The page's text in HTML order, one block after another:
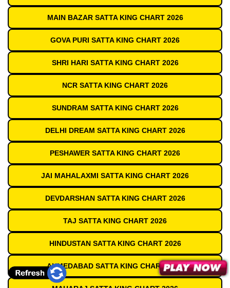
MAIN BAZAR SATTA KING CHART 2026
GOVA PURI SATTA KING CHART 2026
SHRI HARI SATTA KING CHART 2026
NCR SATTA KING CHART 2026
SUNDRAM SATTA KING CHART 2026
DELHI DREAM SATTA KING CHART 2026
PESHAWER SATTA KING CHART 2026
JAI MAHALAXMI SATTA KING CHART 2026
DEVDARSHAN SATTA KING CHART 2026
TAJ SATTA KING CHART 2026
HINDUSTAN SATTA KING CHART 2026
AHMEDABAD SATTA KING CHART 2026